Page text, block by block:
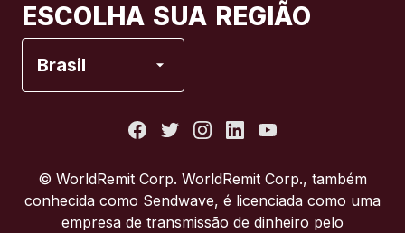
ESCOLHA SUA REGIÃO
Brasil
Itália
© WorldRemit Corp. WorldRemit Corp., também
conhecida como Sendwave, é licenciada como uma
empresa de transmissão de dinheiro pelo